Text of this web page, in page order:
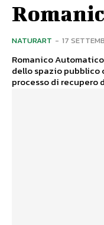
NATURART - 17
Romanico
dello spazio pubblico
processo di recupero